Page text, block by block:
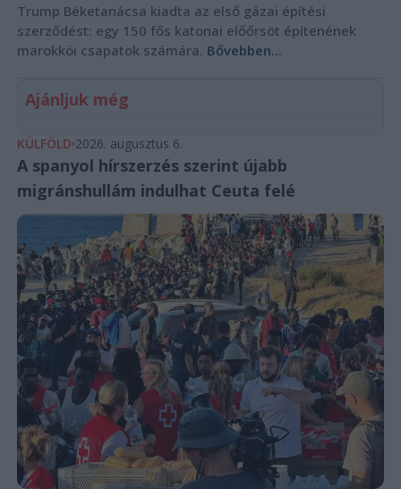
Trump Béketanácsa kiadta az első gázai építési
szerződést: egy 150 fős katonai előőrsöt építenének
marokkói csapatok számára. Bővebben...
Ajánljuk még
KÜLFÖLD 2026. augusztus 6.
A spanyol hírszerzés szerint újabb
migránshullám indulhat Ceuta felé